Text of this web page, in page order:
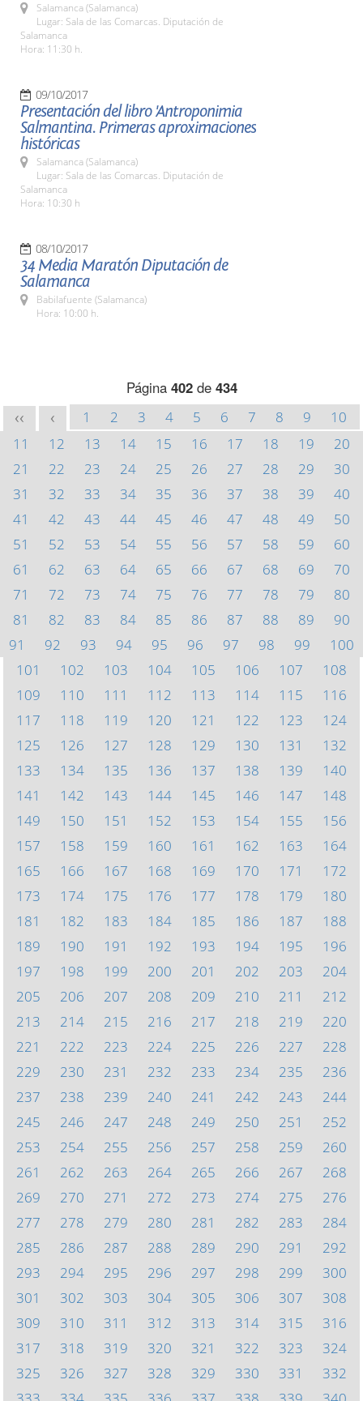
Salamanca (Salamanca)
Lugar: Sala de las Comarcas. Diputación de
Salamanca
Hora: 11:30 h.
09/10/2017
Presentación del libro 'Antroponimia
Salmantina. Primeras aproximaciones
históricas
Salamanca (Salamanca)
Lugar: Sala de las Comarcas. Diputación de
Salamanca
Hora: 10:30 h
08/10/2017
34 Media Maratón Diputación de
Salamanca
Babilafuente (Salamanca)
Hora: 10:00 h.
Página 402de 434
<< < 1 2 3 4 5 6 7 8 9
10
11
12 13 14 15 16 17 18 19
20
21
22 23 24 25 26 27 28 29
30
31
32 33 34 35 36 37 38 39
40
41
42 43 44 45 46 47 48 49
50
51
52 53 54 55 56 57 58 59
60
61
62 63 64 65 66 67 68 69
70
71
72 73 74 75 76 77 78 79
80
81
82 83 84 85 86 87 88 89
90
91
92 93 94 95 96 97 98 99
100
101
102 103 104 105 106 107
108
109
110 111 112 113 114 115
116
117
118 119 120 121 122 123
124
125
126 127 128 129 130 131
132
133
134 135 136 137 138 139
140
141
142 143 144 145 146 147
148
149
150 151 152 153 154 155
156
157
158 159 160 161 162 163
164
165
166 167 168 169 170 171
172
173
174 175 176 177 178 179
180
181
182 183 184 185 186 187
188
189
190 191 192 193 194 195
196
197
198 199 200 201 202 203
204
205
206 207 208 209 210 211
212
213
214 215 216 217 218 219
220
221
222 223 224 225 226 227
228
229
230 231 232 233 234 235
236
237
238 239 240 241 242 243
244
245
246 247 248 249 250 251
252
253
254 255 256 257 258 259
260
261
262 263 264 265 266 267
268
269
270 271 272 273 274 275
276
277
278 279 280 281 282 283
284
285
286 287 288 289 290 291
292
293
294 295 296 297 298 299
300
301
302 303 304 305 306 307
308
309
310 311 312 313 314 315
316
317
318 319 320 321 322 323
324
325
326 327 328 329 330 331
332